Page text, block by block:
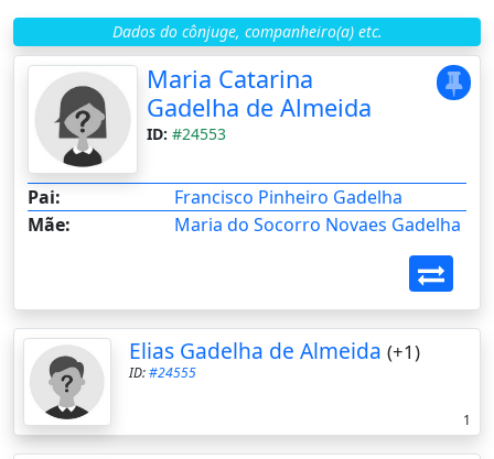
Dados do cônjuge, companheiro(a) etc.
Maria Catarina
Gadelha de Almeida
ID: #24553
Pai:
Francisco Pinheiro Gadelha
Mãe:
Maria do Socorro Novaes Gadelha
Elias Gadelha de Almeida (+1)
ID:#24555
1